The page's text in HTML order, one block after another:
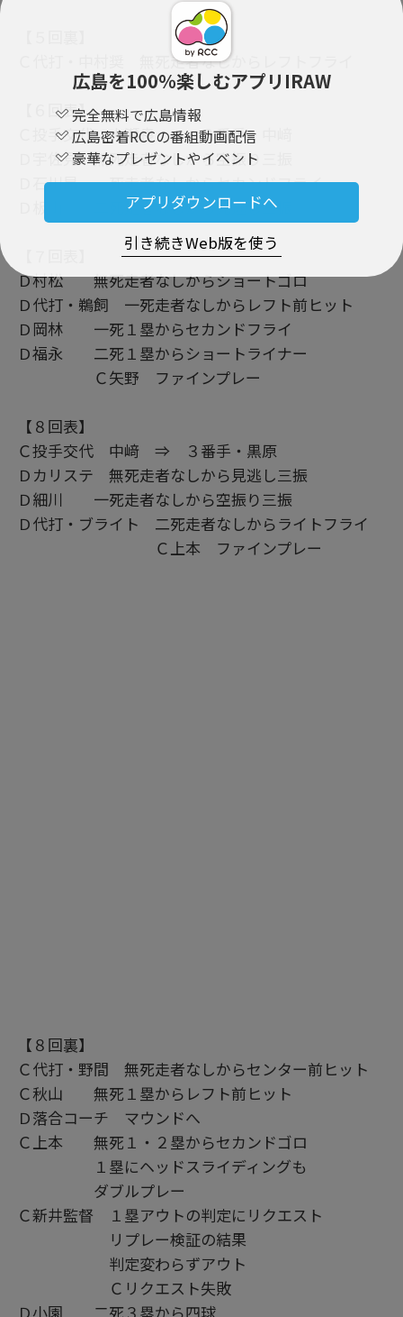
広島を100％楽しむアプリIRAW
完全無料で広島情報
広島密着RCCの番組動画配信
豪華なプレゼントやイベント
アプリダウンロードへ
引き続きWeb版を使う
Ｃ代打・中村奨 無死走者なしからレフトフライ
【６回表】
Ｃ投手交代 大瀬良 ⇒ ２番手・中﨑
Ｄ宇佐見 無死走者なしから空振り三振
Ｄ石川昂 一死走者なしからセカンドフライ
Ｄ板山 二死走者なしから見逃し三振
Ｄ村松 無死走者なしからショートゴロ
Ｄ代打・鵜飼 一死走者なしからレフト前ヒット
Ｄ岡林 一死１塁からセカンドフライ
Ｄ福永 二死１塁からショートライナー
Ｃ矢野 ファインプレー
【８回表】
Ｃ投手交代 中﨑 ⇒ ３番手・黒原
Ｄカリステ 無死走者なしから見逃し三振
Ｄ細川 一死走者なしから空振り三振
Ｄ代打・ブライト 二死走者なしからライトフライ
Ｃ上本 ファインプレー
【８回裏】
Ｃ代打・野間 無死走者なしからセンター前ヒット
Ｃ秋山 無死１塁からレフト前ヒット
Ｄ落合コーチ マウンドへ
Ｃ上本 無死１・２塁からセカンドゴロ
１塁にヘッドスライディングも
ダブルプレー
Ｃ新井監督 １塁アウトの判定にリクエスト
リプレー検証の結果
判定変わらずアウト
Ｃリクエスト失敗
Ｄ小園 二死３塁から四球